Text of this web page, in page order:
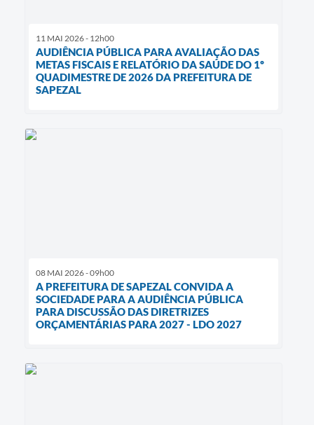
11 MAI 2026 - 12h00
AUDIÊNCIA PÚBLICA PARA AVALIAÇÃO DAS
METAS FISCAIS E RELATÓRIO DA SAÚDE DO 1º
QUADIMESTRE DE 2026 DA PREFEITURA DE
SAPEZAL
08 MAI 2026 - 09h00
A PREFEITURA DE SAPEZAL CONVIDA A
SOCIEDADE PARA A AUDIÊNCIA PÚBLICA
PARA DISCUSSÃO DAS DIRETRIZES
ORÇAMENTÁRIAS PARA 2027 - LDO 2027